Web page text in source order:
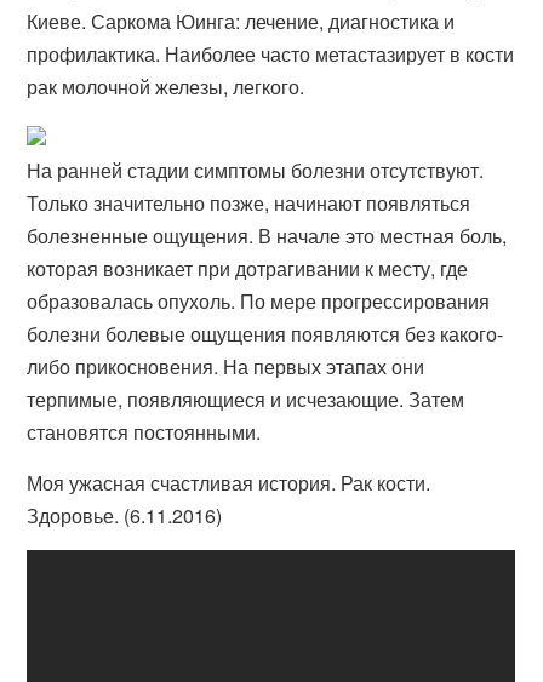
Киеве. Саркома Юинга: лечение, диагностика и
профилактика. Наиболее часто метастазирует в кости
рак молочной железы, легкого.
На ранней стадии симптомы болезни отсутствуют.
Только значительно позже, начинают появляться
болезненные ощущения. В начале это местная боль,
которая возникает при дотрагивании к месту, где
образовалась опухоль. По мере прогрессирования
болезни болевые ощущения появляются без какого-
либо прикосновения. На первых этапах они
терпимые, появляющиеся и исчезающие. Затем
становятся постоянными.
Моя ужасная счастливая история. Рак кости.
Здоровье. (6.11.2016)